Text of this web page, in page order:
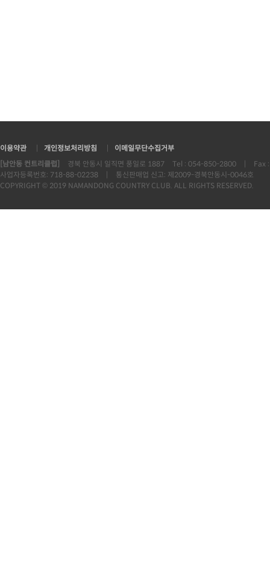
이용약관 개인정보처리방침
이메일무단수집거부
[남안동 컨트리클럽]
경북 안동시 일직면 풍일로 1887 Tel : 054-850-2800
Fax
사업자등록번호: 718-88-02238
통신판매업 신고: 제2009-경북안동시-0046호
COPYRIGHT © 2019 NAMANDONG COUNTRY CLUB. ALL RIGHTS RESERVED.